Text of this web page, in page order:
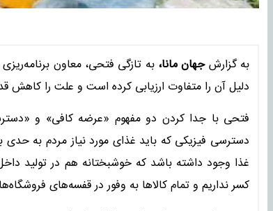
به گزارشجهان مانا، به‌ تازگی فتحی، معاون
دلیل آن را متفاوت ارزیابی کرده است و علت را کاهش
فتحی با جدا کردن دو مفهوم «عرضه کافی» و
دسترسی فیزیکی که باید غذای مورد نیاز مردم به حدی
غذا وجود داشته باشد که خوشبختانه هم در تولید
کسر نداریم و تمام کالاها به وفور در قفسه‌های